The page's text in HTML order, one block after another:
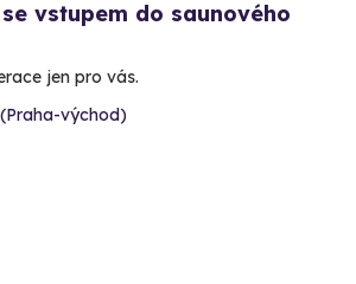
vstupem do saunového
jen pro vás.
východ)